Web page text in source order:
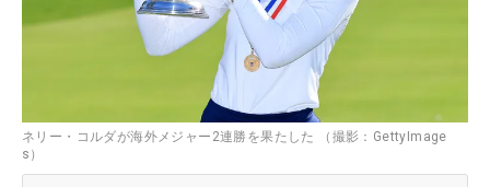
ネリー・コルダが海外メジャー2連勝を果たした （撮影：GettyImage
s）